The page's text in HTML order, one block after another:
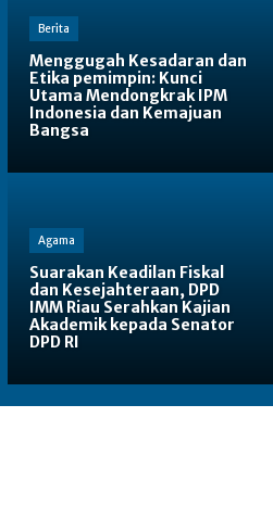
Berita
Menggugah Kesadaran dan
Etika pemimpin: Kunci
Utama Mendongkrak IPM
Indonesia dan Kemajuan
Bangsa
Agama
Suarakan Keadilan Fiskal
dan Kesejahteraan, DPD
IMM Riau Serahkan Kajian
Akademik kepada Senator
DPD RI